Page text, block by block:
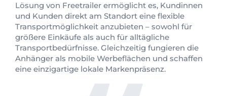
Lösung von Freetrailer ermöglicht es, Kundinnen
und Kunden direkt am Standort eine flexible
Transportmöglichkeit anzubieten – sowohl für
größere Einkäufe als auch für alltägliche
Transportbedürfnisse. Gleichzeitig fungieren die
Anhänger als mobile Werbeflächen und schaffen
eine einzigartige lokale Markenpräsenz.